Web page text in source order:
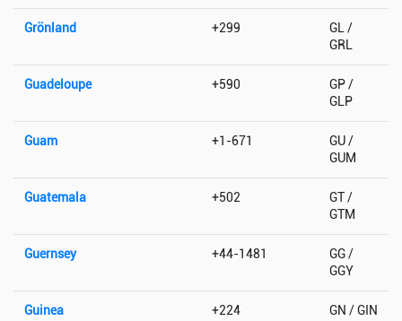
Grönland +299
GL /
GRL
Guadeloupe +590
GP /
GLP
Guam +1-671
GU /
GUM
Guatemala +502
GT /
GTM
Guernsey +44-1481
GG /
GGY
Guinea +224 GN / GIN